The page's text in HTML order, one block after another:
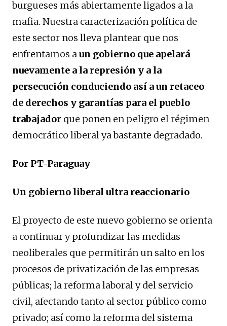
burgueses más abiertamente ligados a la
mafia. Nuestra caracterización política de
este sector nos lleva plantear que nos
enfrentamos aun gobierno que apelará
nuevamente a la represión y a la
persecución conduciendo así a un retaceo
de derechos y garantías para el pueblo
trabajador que ponen en peligro el régimen
democrático liberal ya bastante degradado.
Por PT-Paraguay
Un gobierno liberal ultra reaccionario
El proyecto de este nuevo gobierno se orienta
a continuar y profundizar las medidas
neoliberales que permitirán un salto en los
procesos de privatización de las empresas
públicas; la reforma laboral y del servicio
civil, afectando tanto al sector público como
privado; así como la reforma del sistema